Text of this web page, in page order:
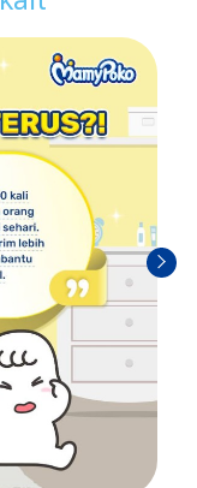
Berik
utny